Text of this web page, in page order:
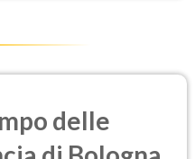
delle